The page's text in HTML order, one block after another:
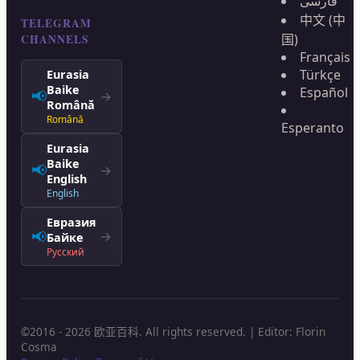
TELEGRAM
CHANNELS
📢
Eurasia
Baike
Română
Română
→
📢
Eurasia
Baike
English
English
→
📢
Евразия
Байке
Русский
→
中文 (中
国)
Français
Türkçe
Español
Esperanto
©2016 - 2026 欧亚百科. All rights reserved. | Editor: Florin
Cosma